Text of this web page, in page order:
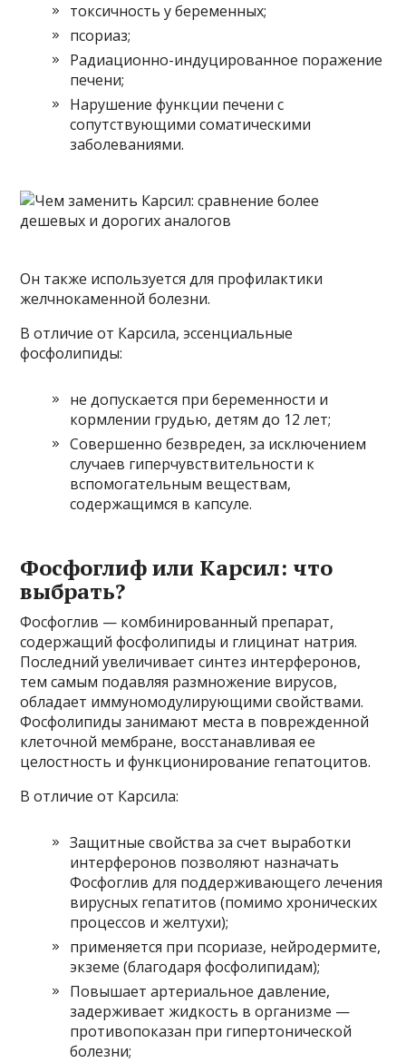
токсичность у беременных;
псориаз;
Радиационно-индуцированное поражение
печени;
Нарушение функции печени с
сопутствующими соматическими
заболеваниями.
Он также используется для профилактики
желчнокаменной болезни.
В отличие от Карсила, эссенциальные
фосфолипиды:
не допускается при беременности и
кормлении грудью, детям до 12 лет;
Совершенно безвреден, за исключением
случаев гиперчувствительности к
вспомогательным веществам,
содержащимся в капсуле.
Фосфоглиф или Карсил: что
выбрать?
Фосфоглив — комбинированный препарат,
содержащий фосфолипиды и глицинат натрия.
Последний увеличивает синтез интерферонов,
тем самым подавляя размножение вирусов,
обладает иммуномодулирующими свойствами.
Фосфолипиды занимают места в поврежденной
клеточной мембране, восстанавливая ее
целостность и функционирование гепатоцитов.
В отличие от Карсила:
Защитные свойства за счет выработки
интерферонов позволяют назначать
Фосфоглив для поддерживающего лечения
вирусных гепатитов (помимо хронических
процессов и желтухи);
применяется при псориазе, нейродермите,
экземе (благодаря фосфолипидам);
Повышает артериальное давление,
задерживает жидкость в организме —
противопоказан при гипертонической
болезни;